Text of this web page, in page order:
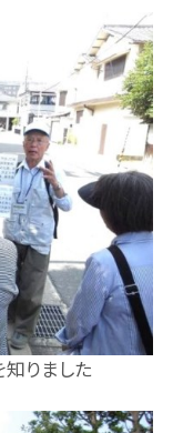
りました